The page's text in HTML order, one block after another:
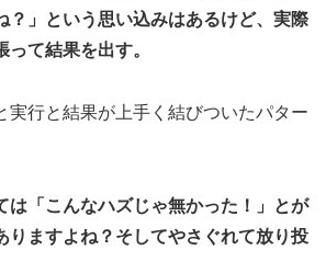
？」という思い込みはあるけど、実際
て結果を出す。
実行と結果が上手く結びついたパター
は「こんなハズじゃ無かった！」とが
りますよね？そしてやさぐれて放り投